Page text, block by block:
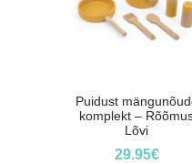
Puidust
komplekt –
Lõvi
29.95€